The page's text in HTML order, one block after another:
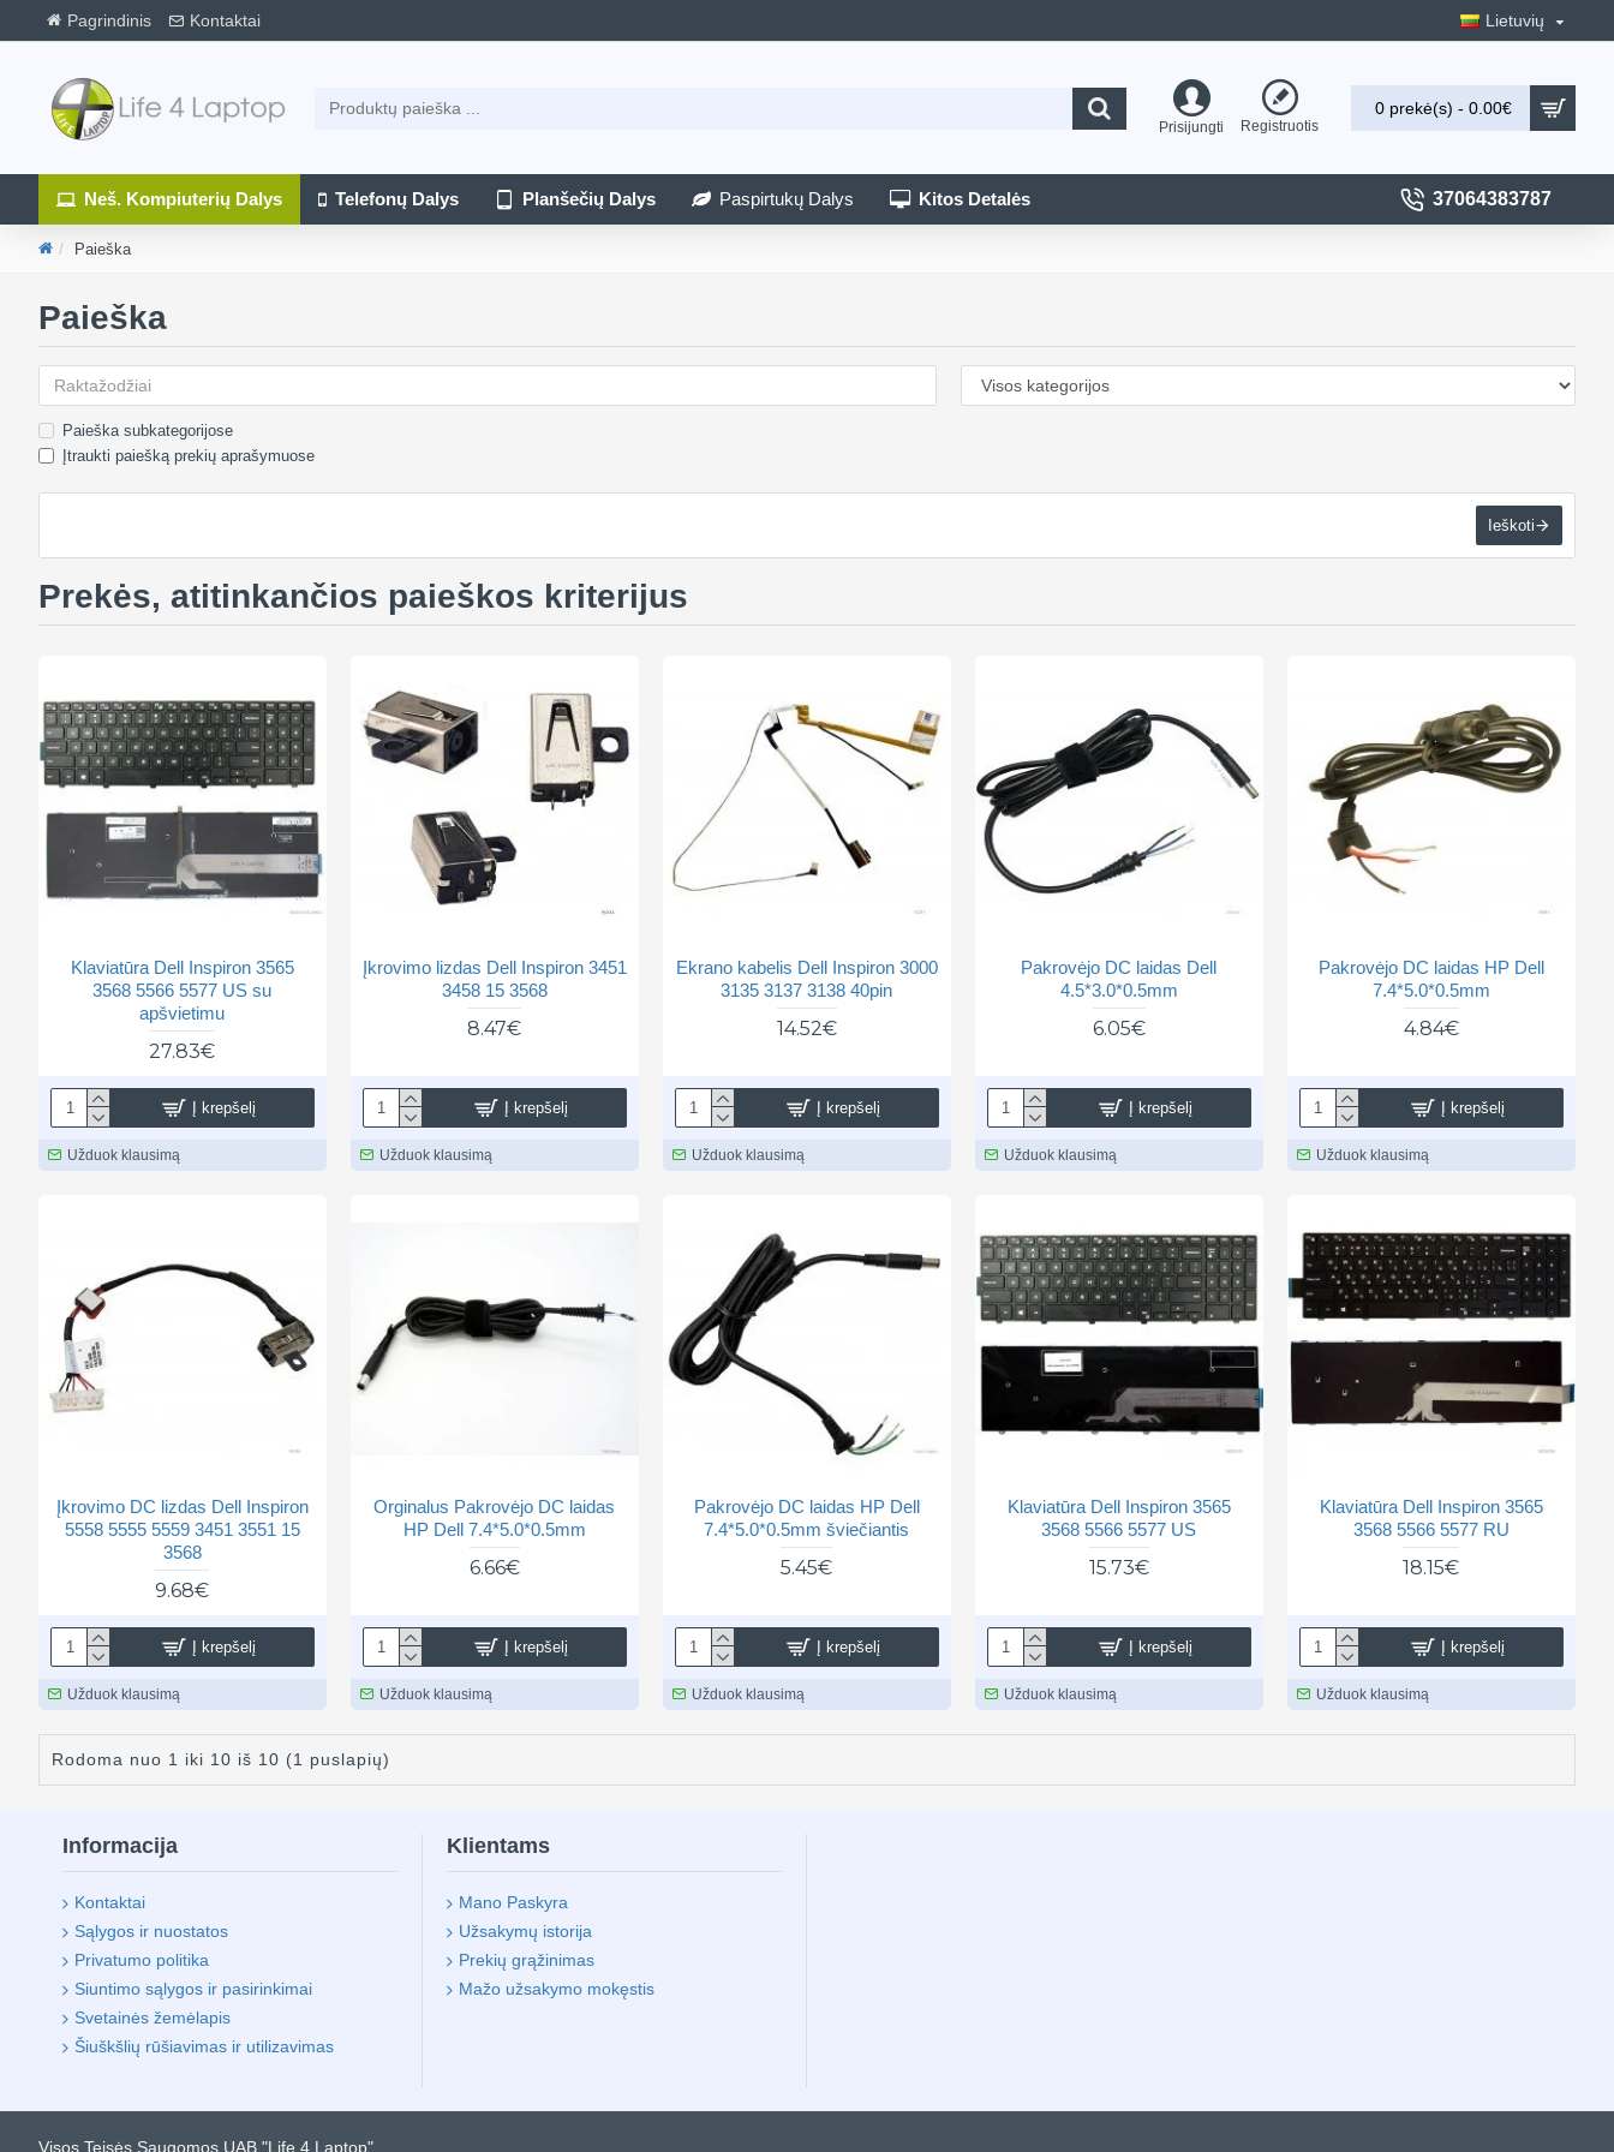
Pagrindinis Kontaktai Lietuvių
Prisijungti Registruotis
0 prekė(s) - 0.00€
Neš. Kompiuterių Dalys Telefonų Dalys Planšečių Dalys Paspirtukų Dalys Kitos Detalės 37064383787
Paieška
Paieška
Paieška subkategorijose
Įtraukti paiešką prekių aprašymuose
Ieškoti
Prekės, atitinkančios paieškos kriterijus
Klaviatūra Dell Inspiron 3565
3568 5566 5577 US su
apšvietimu
27.83€
Į krepšelį
Užduok klausimą
Įkrovimo lizdas Dell Inspiron 3451
3458 15 3568
8.47€
Į krepšelį
Užduok klausimą
Ekrano kabelis Dell Inspiron 3000
3135 3137 3138 40pin
14.52€
Į krepšelį
Užduok klausimą
Pakrovėjo DC laidas Dell
4.5*3.0*0.5mm
6.05€
Į krepšelį
Užduok klausimą
Pakrovėjo DC laidas HP Dell
7.4*5.0*0.5mm
4.84€
Į krepšelį
Užduok klausimą
Įkrovimo DC lizdas Dell Inspiron
5558 5555 5559 3451 3551 15
3568
9.68€
Į krepšelį
Užduok klausimą
Orginalus Pakrovėjo DC laidas
HP Dell 7.4*5.0*0.5mm
6.66€
Į krepšelį
Užduok klausimą
Pakrovėjo DC laidas HP Dell
7.4*5.0*0.5mm šviečiantis
5.45€
Į krepšelį
Užduok klausimą
Klaviatūra Dell Inspiron 3565
3568 5566 5577 US
15.73€
Į krepšelį
Užduok klausimą
Klaviatūra Dell Inspiron 3565
3568 5566 5577 RU
18.15€
Į krepšelį
Užduok klausimą
Rodoma nuo 1 iki 10 iš 10 (1 puslapių)
Informacija
Kontaktai
Sąlygos ir nuostatos
Privatumo politika
Siuntimo sąlygos ir pasirinkimai
Svetainės žemėlapis
Šiuškšlių rūšiavimas ir utilizavimas
Klientams
Mano Paskyra
Užsakymų istorija
Prekių grąžinimas
Mažo užsakymo mokęstis
Visos Teisės Saugomos UAB "Life 4 Laptop"